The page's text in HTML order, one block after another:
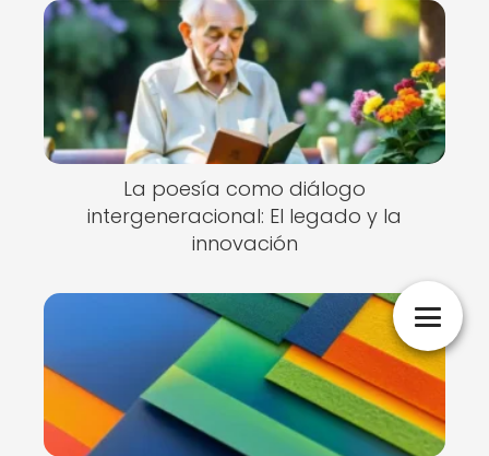
La poesía como diálogo
intergeneracional: El legado y la
innovación